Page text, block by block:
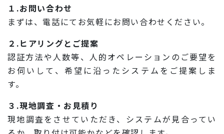
１.お問い合わせ
まずは、電話にてお気軽にお問い合わせください。
２.ヒアリングとご提案
認証方法や人数等、人的オペレーションのご要望を
お伺いして、希望に沿ったシステムをご提案しま
す。
３.現地調査・お見積り
現地調査をさせていただき、システムが見合ってい